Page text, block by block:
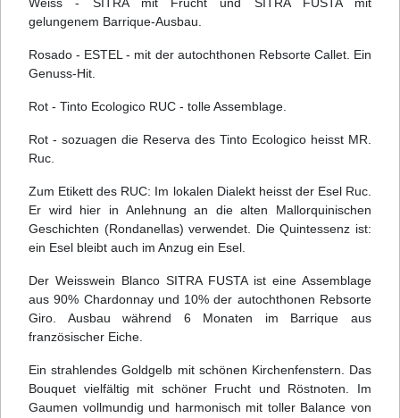
Weiss - SITRA mit Frucht und SITRA FUSTA mit
gelungenem Barrique-Ausbau.
Rosado - ESTEL - mit der autochthonen Rebsorte Callet. Ein
Genuss-Hit.
Rot - Tinto Ecologico RUC - tolle Assemblage.
Rot - sozuagen die Reserva des Tinto Ecologico heisst MR.
Ruc.
Zum Etikett des RUC: Im lokalen Dialekt heisst der Esel Ruc.
Er wird hier in Anlehnung an die alten Mallorquinischen
Geschichten (Rondanellas) verwendet. Die Quintessenz ist:
ein Esel bleibt auch im Anzug ein Esel.
Der Weisswein Blanco SITRA FUSTA ist eine Assemblage
aus 90% Chardonnay und 10% der autochthonen Rebsorte
Giro. Ausbau während 6 Monaten im Barrique aus
französischer Eiche.
Ein strahlendes Goldgelb mit schönen Kirchenfenstern. Das
Bouquet vielfältig mit schöner Frucht und Röstnoten. Im
Gaumen vollmundig und harmonisch mit toller Balance von